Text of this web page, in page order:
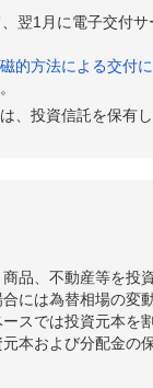
翌1月に電子交付
的方法による交付
、投資信託を保有
品、不動産等を
には為替相場の
スでは投資元本
本および分配金の